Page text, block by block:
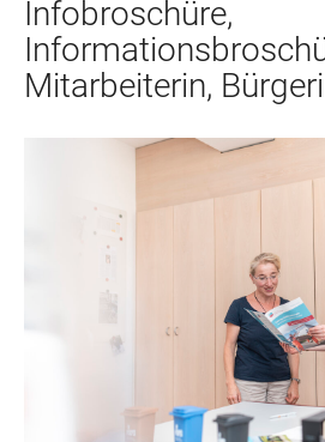
Infobroschüre,
Mitarbeiterin,